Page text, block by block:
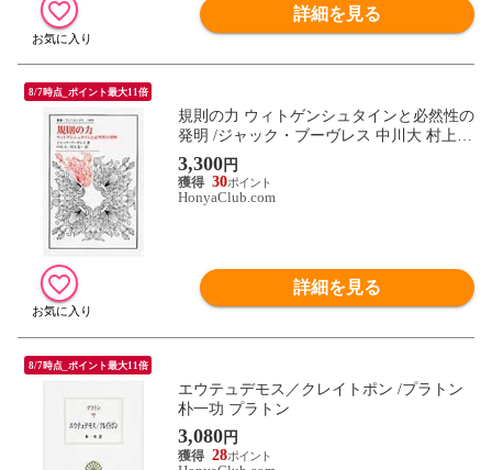
詳細を見る
8/7時点_ポイント最大11倍
規則の力 ウィトゲンシュタインと必然性の
発明 /ジャック・ブーヴレス 中川大 村上友
一
3,300円
30
HonyaClub.com
詳細を見る
8/7時点_ポイント最大11倍
エウテュデモス／クレイトポン /プラトン
朴一功 プラトン
3,080円
28